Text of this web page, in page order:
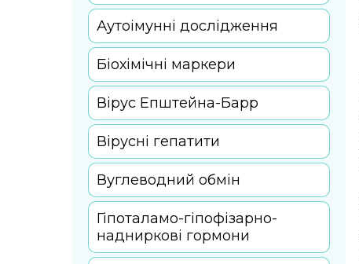
Аутоімунні дослідження
Біохімічні маркери
Вірус Епштейна-Барр
Вірусні гепатити
Вуглеводний обмін
Гіпоталамо-гіпофізарно-
надниркові гормони